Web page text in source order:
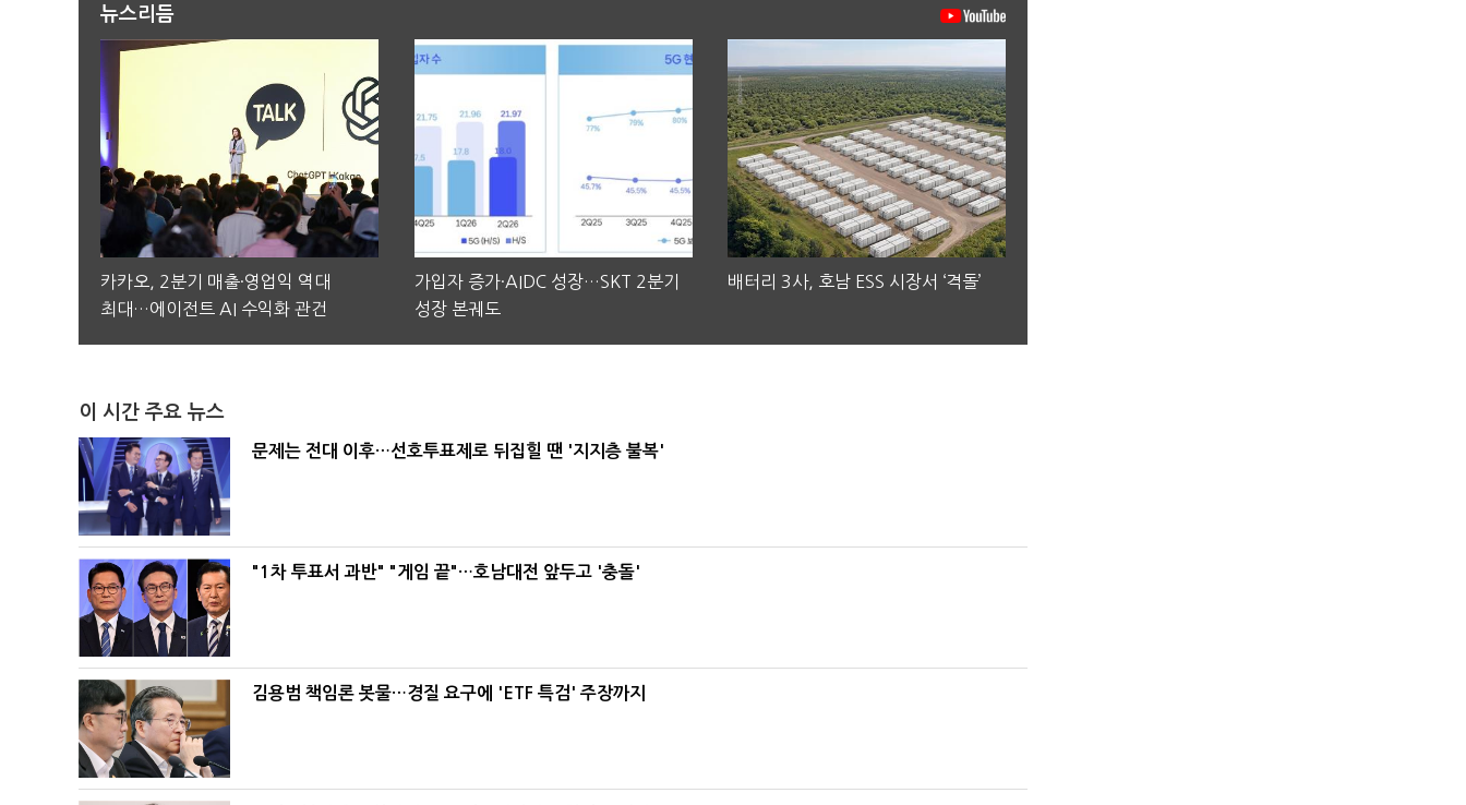
뉴스리듬
카카오, 2분기 매출·영업익 역대
최대…에이전트 AI 수익화 관건
가입자 증가·AIDC 성장…SKT 2분기
성장 본궤도
배터리 3사, 호남 ESS 시장서 ‘격돌’
이 시간 주요 뉴스
문제는 전대 이후…선호투표제로 뒤집힐 땐 '지지층 불복'
"1차 투표서 과반" "게임 끝"…호남대전 앞두고 '충돌'
김용범 책임론 봇물…경질 요구에 'ETF 특검' 주장까지